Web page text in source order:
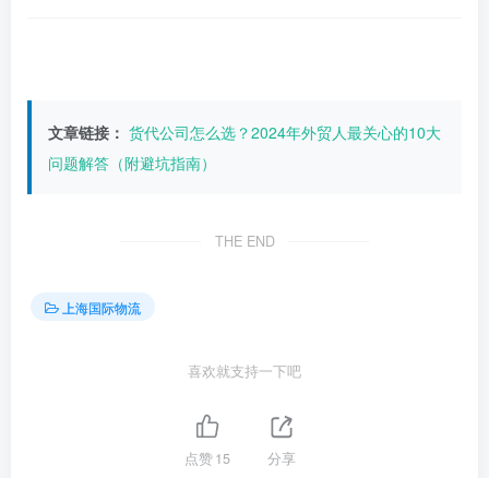
文章链接： 货代公司怎么选？2024年外贸人最关心的10大
问题解答（附避坑指南）
THE END
上海国际物流
喜欢就支持一下吧
点赞15 分享